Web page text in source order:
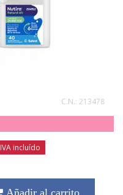
C.N.: 213478
IVA incluído
Añadir al carrito